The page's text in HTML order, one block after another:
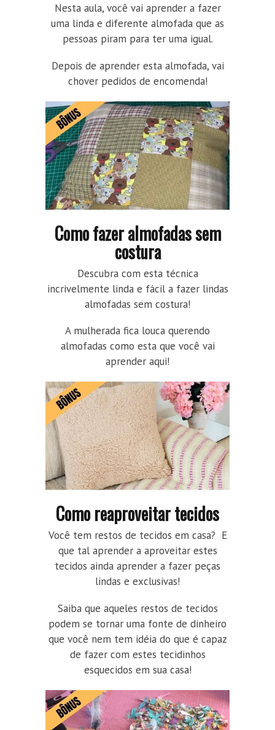
Nesta aula, você vai aprender a fazer
uma linda e diferente almofada que as
pessoas piram para ter uma igual.
Depois de aprender esta almofada, vai
chover pedidos de encomenda!
Como fazer almofadas sem
costura
Descubra com esta técnica
incrivelmente linda e fácil a fazer lindas
almofadas sem costura!
A mulherada fica louca querendo
almofadas como esta que você vai
aprender aqui!
Como reaproveitar tecidos
Você tem restos de tecidos em casa? E
que tal aprender a aproveitar estes
tecidos ainda aprender a fazer peças
lindas e exclusivas!
Saiba que aqueles restos de tecidos
podem se tornar uma fonte de dinheiro
que você nem tem idéia do que é capaz
de fazer com estes tecidinhos
esquecidos em sua casa!